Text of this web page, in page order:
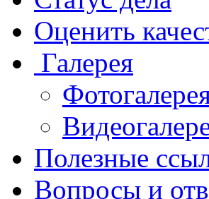
Оценить
Галерея
Полезные
Вопросы и